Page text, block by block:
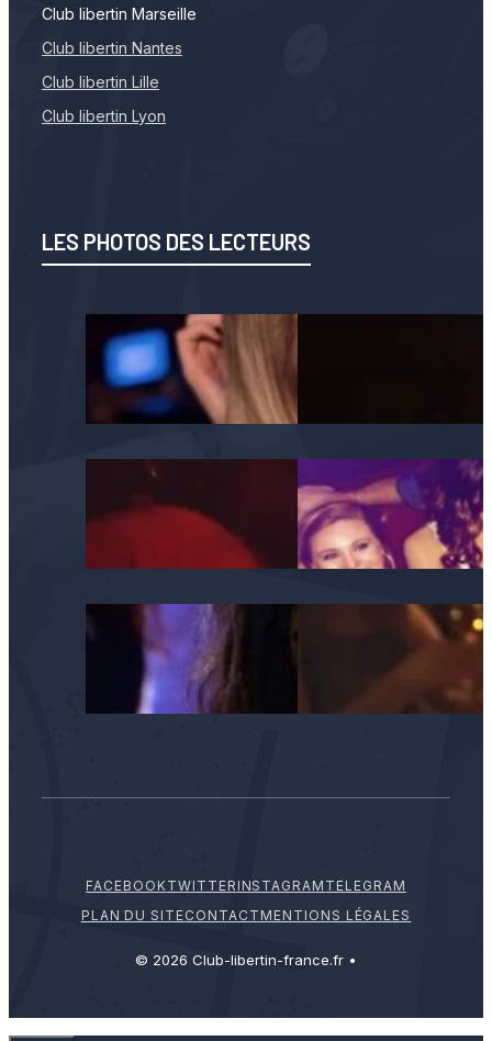
Club libertin Marseille
Club libertin Nantes
Club libertin Lille
Club libertin Lyon
LES PHOTOS DES LECTEURS
FACEBOOKTWITTER INSTAGRAM TELEGRAM
PLAN DU SITECONTACT MENTIONS LÉGALES
© 2026 Club-libertin-france.fr •